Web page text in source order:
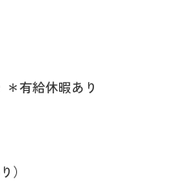
＊有給休暇あり
）